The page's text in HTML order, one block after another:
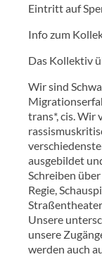
Eintritt auf
Info zum
Das Kollektiv
Wir sind
trans*, cis. Wir
ausgebildet
Schreiben
Regie,
Unsere
unsere
werden auch